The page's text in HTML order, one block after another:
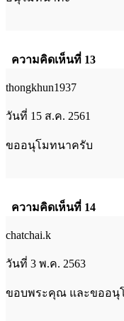
ความคิดเห็นที่ 13
thongkhun1937
วันที่ 15 ส.ค. 2561
ขออนุโมทนาครับ
ความคิดเห็นที่ 14
chatchai.k
วันที่ 3 พ.ค. 2563
ขอบพระคุณ และขออนุ